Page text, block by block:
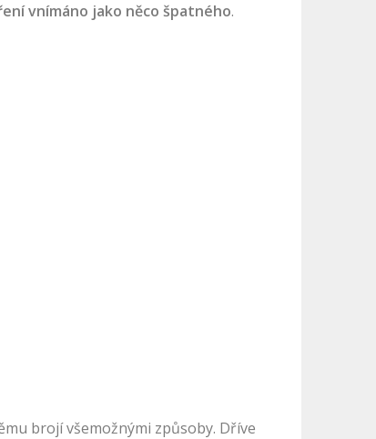
vnímáno jako něco špatného.
brojí všemožnými způsoby. Dříve